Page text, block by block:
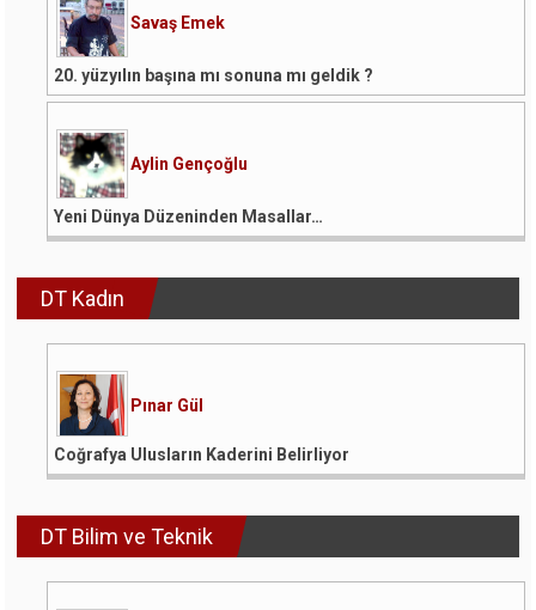
Savaş Emek
20. yüzyılın başına mı sonuna mı geldik ?
Aylin Gençoğlu
Yeni Dünya Düzeninden Masallar…
DT Kadın
Pınar Gül
Coğrafya Ulusların Kaderini Belirliyor
DT Bilim ve Teknik